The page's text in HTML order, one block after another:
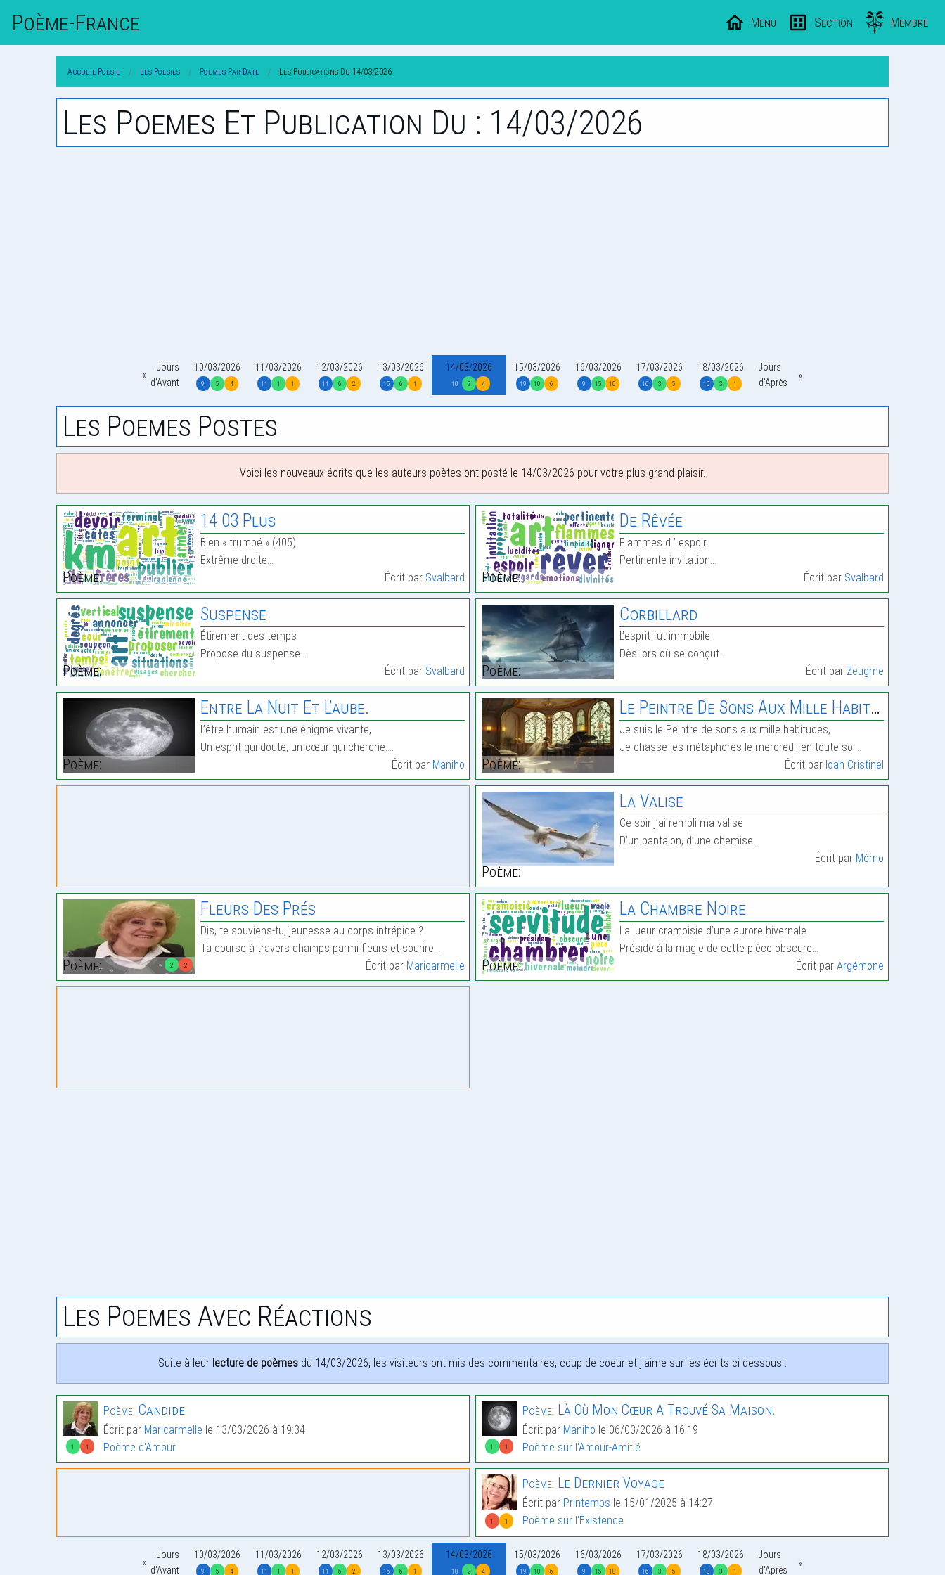
Poème-FrAnce Menu Section Membre
Accueil Poesie Les Poesies Poemes Par Date Les Publications Du 14/03/2026
Les Poemes Et Publication Du : 14/03/2026
Jours
d'Avant
10/03/2026
9 5 4
11/03/2026
11 1 1
12/03/2026
11 6 2
13/03/2026
15 6 1
14/03/2026
10 2 4
15/03/2026
19 10 6
16/03/2026
9 15 10
17/03/2026
16 3 5
18/03/2026
10 3 1
Jours
d'Après
Les Poemes Postes
Voici les nouveaux écrits que les auteurs poètes ont posté le 14/03/2026 pour votre plus grand plaisir.
Poème:
14 03 Plus
Bien « trumpé » (405)
Extrême-droite…
Écrit par Svalbard Poème:
De Rêvée
Flammes d ’ espoir
Pertinente invitation…
Écrit par Svalbard
Poème:
Suspense
Étirement des temps
Propose du suspense…
Écrit par Svalbard Poème:
Corbillard
L’esprit fut immobile
Dès lors où se conçut…
Écrit par Zeugme
Poème:
Entre La Nuit Et L’aube.
L’être humain est une énigme vivante,
Un esprit qui doute, un cœur qui cherche.…
Écrit par Maniho Poème:
Le Peintre De Sons Aux Mille Habitudes
Je suis le Peintre de sons aux mille habitudes,
Je chasse les métaphores le mercredi, en toute sol…
Écrit par Ioan Cristinel
Poème:
La Valise
Ce soir j’ai rempli ma valise
D’un pantalon, d’une chemise…
Écrit par Mémo
2 2
Poème:
Fleurs Des Prés
Dis, te souviens-tu, jeunesse au corps intrépide ?
Ta course à travers champs parmi fleurs et sourire…
Écrit par Maricarmelle Poème:
La Chambre Noire
La lueur cramoisie d’une aurore hivernale
Préside à la magie de cette pièce obscure…
Écrit parArgémone
Les Poemes Avec Réactions
Suite à leur lecture de poèmes du 14/03/2026, les visiteurs ont mis des commentaires, coup de coeur et j'aime sur les écrits ci-dessous :
1 1
Poème: Candide
Écrit par Maricarmelle le 13/03/2026 à 19:34
Poème d'Amour
1 1
Poème: Là Où Mon Cœur A Trouvé Sa Maison.
Écrit par Maniho le 06/03/2026 à 16:19
Poème sur l'Amour-Amitié
1 1
Poème: Le Dernier Voyage
Écrit par Printemps le 15/01/2025 à 14:27
Poème sur l'Existence
Jours
d'Avant
10/03/2026
9 5 4
11/03/2026
11 1 1
12/03/2026
11 6 2
13/03/2026
15 6 1
14/03/2026
10 2 4
15/03/2026
19 10 6
16/03/2026
9 15 10
17/03/2026
16 3 5
18/03/2026
10 3 1
Jours
d'Après